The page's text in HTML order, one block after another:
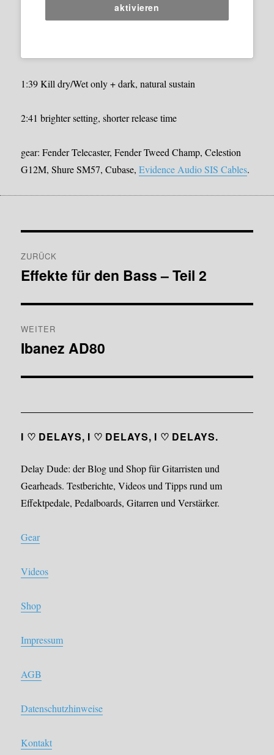
aktivieren
1:39 Kill dry/Wet only + dark, natural sustain
2:41 brighter setting, shorter release time
gear: Fender Telecaster, Fender Tweed Champ, Celestion
G12M, Shure SM57, Cubase,Evidence Audio SIS Cables.
ZURÜCK
Vorheriger
Effekte für den Bass – Teil 2
WEITER
Nächster
Ibanez AD80
I ♡ DELAYS, I ♡ DELAYS, I ♡ DELAYS.
Delay Dude: der Blog und Shop für Gitarristen und
Gearheads. Testberichte, Videos und Tipps rund um
Effektpedale, Pedalboards, Gitarren und Verstärker.
Gear
Videos
Shop
Impressum
AGB
Datenschutzhinweise
Kontakt